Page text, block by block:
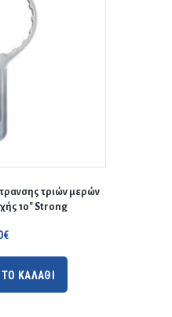
τριών μερών
10″ Strong
€
ΚΑΛΑΘΙ